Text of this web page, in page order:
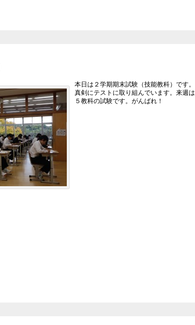
本日は２学期期末試験（技能教科）です。
真剣にテストに取り組んでいます。来週は
５教科の試験です。がんばれ！